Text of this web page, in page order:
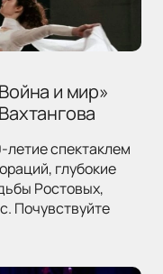
и мир»
летие спектаклем
глубокие
Ростовых,
Почувствуйте